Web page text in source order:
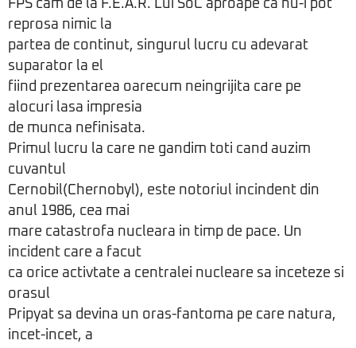
FPS cam de la F.E.A.R. Lui SoC aproape ca nu-i pot
reprosa nimic la
partea de continut, singurul lucru cu adevarat
suparator la el
fiind prezentarea oarecum neingrijita care pe
alocuri lasa impresia
de munca nefinisata.
Primul lucru la care ne gandim toti cand auzim
cuvantul
Cernobil(Chernobyl), este notoriul incindent din
anul 1986, cea mai
mare catastrofa nucleara in timp de pace. Un
incident care a facut
ca orice activtate a centralei nucleare sa inceteze si
orasul
Pripyat sa devina un oras-fantoma pe care natura,
incet-incet, a